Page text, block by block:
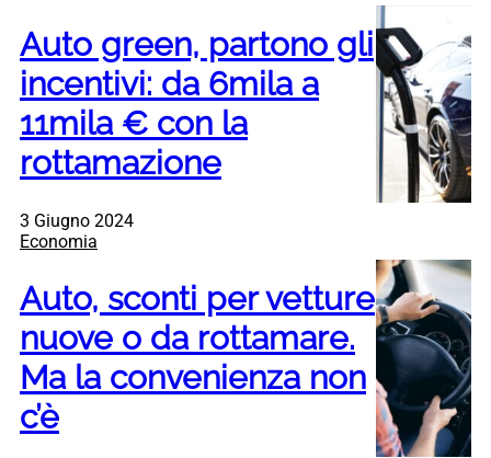
Auto green, partono gli
incentivi: da 6mila a
11mila € con la
rottamazione
3 Giugno 2024
Economia
Auto, sconti per vetture
nuove o da rottamare.
Ma la convenienza non
c’è